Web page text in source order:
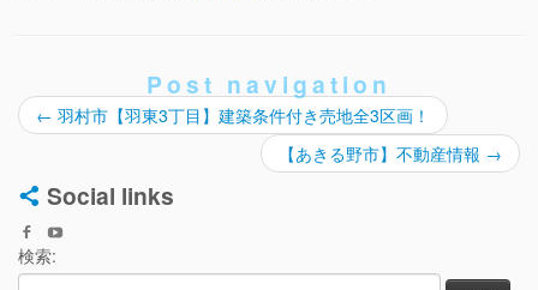
Post navigation
← 羽村市【羽東3丁目】建築条件付き売地全3区画！
【あきる野市】不動産情報 →
Social links
検索: